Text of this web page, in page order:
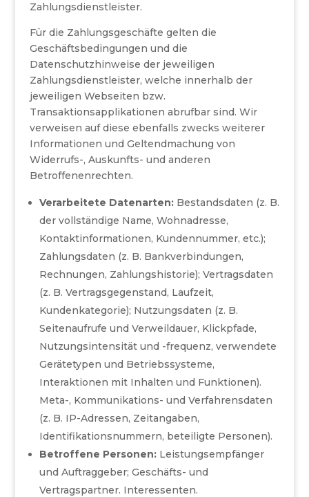
Zahlungsdienstleister.
Für die Zahlungsgeschäfte gelten die
Geschäftsbedingungen und die
Datenschutzhinweise der jeweiligen
Zahlungsdienstleister, welche innerhalb der
jeweiligen Webseiten bzw.
Transaktionsapplikationen abrufbar sind. Wir
verweisen auf diese ebenfalls zwecks weiterer
Informationen und Geltendmachung von
Widerrufs-, Auskunfts- und anderen
Betroffenenrechten.
Verarbeitete Datenarten:Bestandsdaten (z. B.
der vollständige Name, Wohnadresse,
Kontaktinformationen, Kundennummer, etc.);
Zahlungsdaten (z. B. Bankverbindungen,
Rechnungen, Zahlungshistorie); Vertragsdaten
(z. B. Vertragsgegenstand, Laufzeit,
Kundenkategorie); Nutzungsdaten (z. B.
Seitenaufrufe und Verweildauer, Klickpfade,
Nutzungsintensität und -frequenz, verwendete
Gerätetypen und Betriebssysteme,
Interaktionen mit Inhalten und Funktionen).
Meta-, Kommunikations- und Verfahrensdaten
(z. B. IP-Adressen, Zeitangaben,
Identifikationsnummern, beteiligte Personen).
Betroffene Personen:Leistungsempfänger
und Auftraggeber; Geschäfts- und
Vertragspartner. Interessenten.